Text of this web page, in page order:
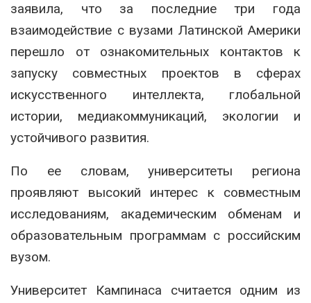
заявила, что за последние три года
взаимодействие с вузами Латинской Америки
перешло от ознакомительных контактов к
запуску совместных проектов в сферах
искусственного интеллекта, глобальной
истории, медиакоммуникаций, экологии и
устойчивого развития.
По ее словам, университеты региона
проявляют высокий интерес к совместным
исследованиям, академическим обменам и
образовательным программам с российским
вузом.
Университет Кампинаса считается одним из